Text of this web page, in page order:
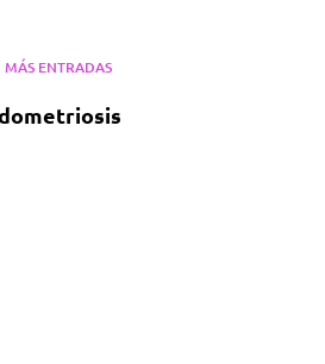
MÁS ENTRADAS